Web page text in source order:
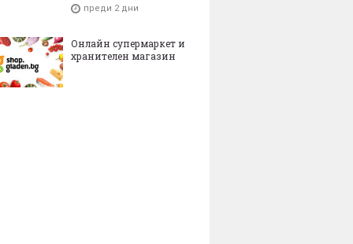
преди 2 дни
Онлайн супермаркет и
хранителен магазин